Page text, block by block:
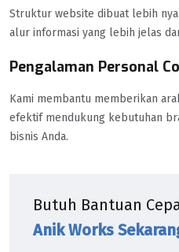
Struktur website dibuat lebih
alur informasi yang lebih jelas
Pengalaman Personal
Kami membantu memberikan
efektif mendukung kebutuhan
bisnis Anda.
Butuh Bantuan
Anik Works